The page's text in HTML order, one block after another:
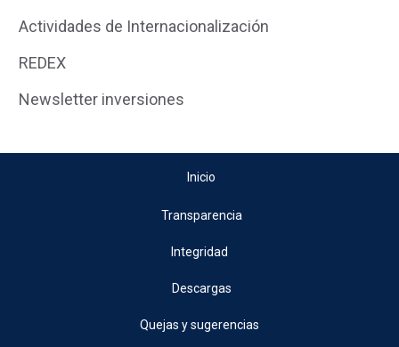
Actividades de Internacionalización
REDEX
Newsletter inversiones
Inicio
Transparencia
Integridad
Descargas
Quejas y sugerencias